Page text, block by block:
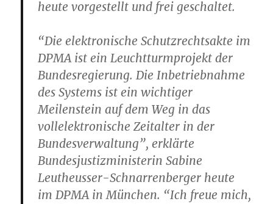
heute vorgestellt und frei geschaltet.
“Die elektronische Schutzrechtsakte im
DPMA ist ein Leuchtturmprojekt der
Bundesregierung. Die Inbetriebnahme
des Systems ist ein wichtiger
Meilenstein auf dem Weg in das
vollelektronische Zeitalter in der
Bundesverwaltung”, erklärte
Bundesjustizministerin Sabine
Leutheusser-Schnarrenberger heute
im DPMA in München. “Ich freue mich,